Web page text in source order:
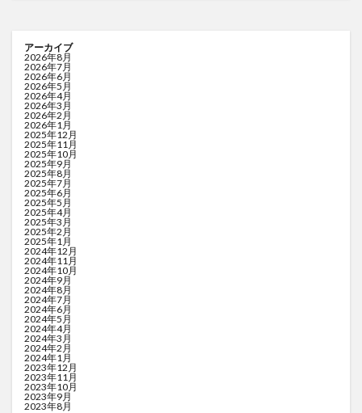
アーカイブ
2026年8月
2026年7月
2026年6月
2026年5月
2026年4月
2026年3月
2026年2月
2026年1月
2025年12月
2025年11月
2025年10月
2025年9月
2025年8月
2025年7月
2025年6月
2025年5月
2025年4月
2025年3月
2025年2月
2025年1月
2024年12月
2024年11月
2024年10月
2024年9月
2024年8月
2024年7月
2024年6月
2024年5月
2024年4月
2024年3月
2024年2月
2024年1月
2023年12月
2023年11月
2023年10月
2023年9月
2023年8月